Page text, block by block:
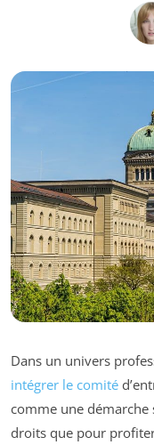
Dans un univers
intégrer le comité
comme une
droits que pour